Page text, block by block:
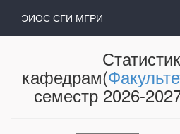
ЭИОС СГИ МГРИ
кафедрам(
семестр 2026-